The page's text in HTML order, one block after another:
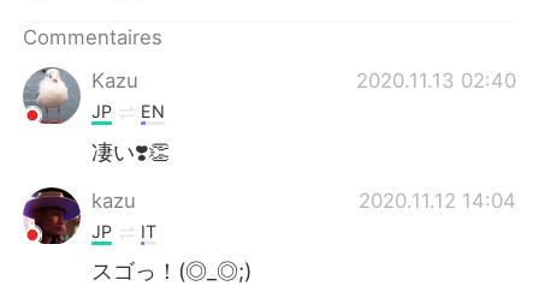
Commentaires
Kazu
2020.11.13 02:40
JP EN
凄い❣️👏
kazu 2020.11.12 14:04
JP IT
スゴっ！(◎_◎;)